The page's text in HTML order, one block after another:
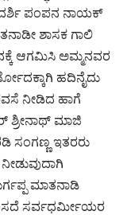
ಪಂಪನ ನಾಯಕ್
ಶಾಸಕ ಗಾಲಿ
ಆಗಮಿಸಿ ಅಮ್ಮನವರ
ಹದಿನೈದು
ನೀಡಿದ ಹಾಗೆ
ಶ್ರೀನಾಥ್ ಮಾಜಿ
ಸಂಗಣ್ಣ ಇತರರು
ಮಾತನಾಡಿ
ಸರ್ವಧರ್ಮೀಯರ